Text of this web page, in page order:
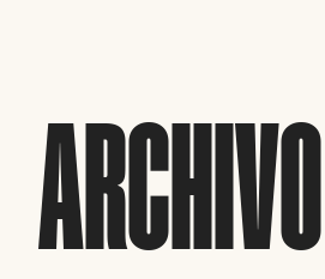
ARCHIVO